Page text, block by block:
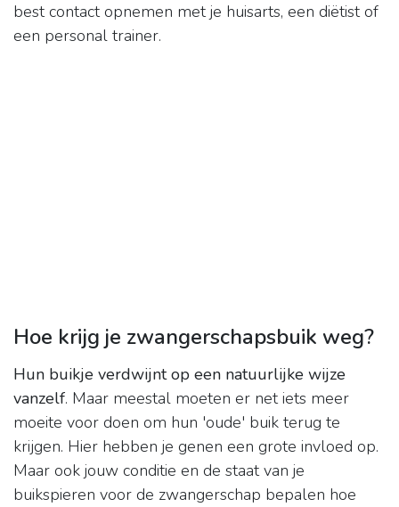
best contact opnemen met je huisarts, een diëtist of
een personal trainer.
Hoe krijg je zwangerschapsbuik weg?
Hun buikje verdwijnt op een natuurlijke wijze
vanzelf. Maar meestal moeten er net iets meer
moeite voor doen om hun 'oude' buik terug te
krijgen. Hier hebben je genen een grote invloed op.
Maar ook jouw conditie en de staat van je
buikspieren voor de zwangerschap bepalen hoe